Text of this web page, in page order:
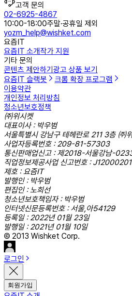
고객 문의
02-6925-4867
10:00-18:00주말·공휴일 제외
yozm_help@wishket.com
요즘IT
요즘IT 소개작가 지원
기타 문의
콘텐츠 제안하기 광고 상품 보기
요즘IT 슬랙봇
크롬 확장 프로그램
이용약관
개인정보 처리방침
청소년보호정책
㈜위시켓
대표이사 : 박우범
서울특별시 강남구 테헤란로 211 3층 ㈜
사업자등록번호 : 209-81-57303
통신판매업신고 : 제2018-서울강남-
직업정보제공사업 신고번호 :
제호 : 요즘IT
발행인 : 박우범
편집인 : 노희선
청소년보호책임자 : 박우범
인터넷신문등록번호 : 서울,아54129
등록일 : 2022년 01월 23일
발행일 : 2021년 01월 10일
© 2013 Wishket Corp.
로그인
회원가입